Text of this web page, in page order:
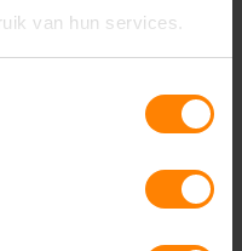
van hun services.